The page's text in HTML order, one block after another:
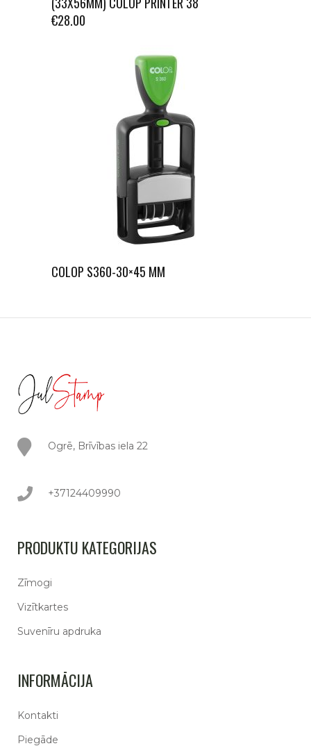
€28.00
COLOP S360-30×45 MM
Ogrē, Brīvības iela 22
+37124409990
PRODUKTU KATEGORIJAS
Zīmogi
Vizītkartes
Suvenīru apdruka
INFORMĀCIJA
Kontakti
Piegāde